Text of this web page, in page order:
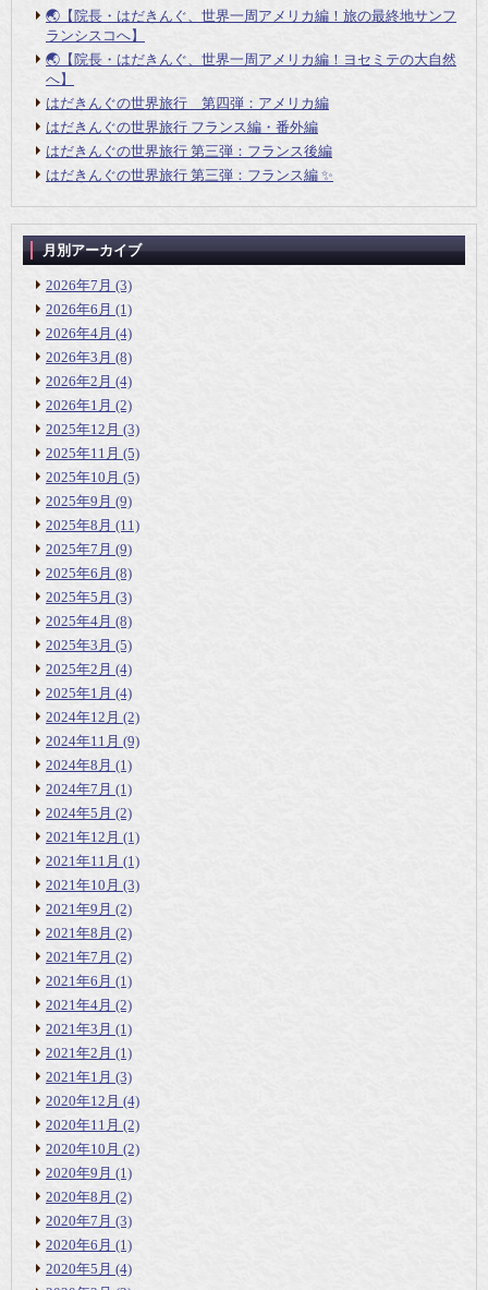
🌏【院長・はだきんぐ、世界一周アメリカ編！旅の最終地サンフ
ランシスコへ】
🌏【院長・はだきんぐ、世界一周アメリカ編！ヨセミテの大自然
へ】
はだきんぐの世界旅行 第四弾：アメリカ編
はだきんぐの世界旅行 フランス編・番外編
はだきんぐの世界旅行 第三弾：フランス後編
はだきんぐの世界旅行 第三弾：フランス編 ✨
月別アーカイブ
2026年7月 (3)
2026年6月 (1)
2026年4月 (4)
2026年3月 (8)
2026年2月 (4)
2026年1月 (2)
2025年12月 (3)
2025年11月 (5)
2025年10月 (5)
2025年9月 (9)
2025年8月 (11)
2025年7月 (9)
2025年6月 (8)
2025年5月 (3)
2025年4月 (8)
2025年3月 (5)
2025年2月 (4)
2025年1月 (4)
2024年12月 (2)
2024年11月 (9)
2024年8月 (1)
2024年7月 (1)
2024年5月 (2)
2021年12月 (1)
2021年11月 (1)
2021年10月 (3)
2021年9月 (2)
2021年8月 (2)
2021年7月 (2)
2021年6月 (1)
2021年4月 (2)
2021年3月 (1)
2021年2月 (1)
2021年1月 (3)
2020年12月 (4)
2020年11月 (2)
2020年10月 (2)
2020年9月 (1)
2020年8月 (2)
2020年7月 (3)
2020年6月 (1)
2020年5月 (4)